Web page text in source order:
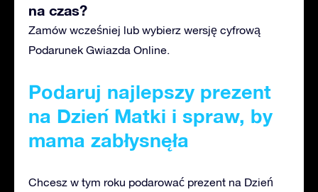
na czas?
Zamów wcześniej lub wybierz wersję cyfrową
Podarunek Gwiazda Online.
Podaruj najlepszy prezent
na Dzień Matki i spraw, by
mama zabłysnęła
Chcesz w tym roku podarować prezent na Dzień